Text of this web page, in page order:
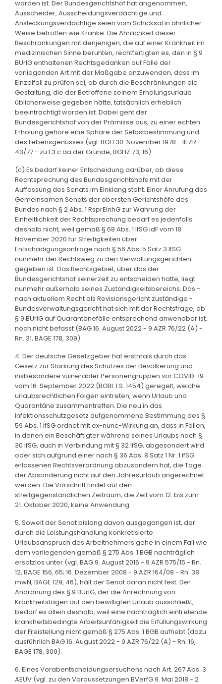
worden ist. Der Bundesgerichtshof hat angenommen,
Ausscheider, Ausscheidungsverdächtige und
Ansteckungsverdächtige seien vom Schicksal in ähnlicher
Weise betroffen wie Kranke. Die Ähnlichkeit dieser
Beschränkungen mit denjenigen, die auf einer Krankheit im
medizinischen Sinne beruhten, rechtfertigten es, den in § 9
BUrlG enthaltenen Rechtsgedanken auf Fälle der
vorliegenden Art mit der Maßgabe anzuwenden, dass im
Einzelfall zu prüfen sei, ob durch die Beschränkungen die
Gestaltung, die der Betroffene seinem Erholungsurlaub
üblicherweise gegeben hätte, tatsächlich erheblich
beeinträchtigt worden ist. Dabei geht der
Bundesgerichtshof von der Prämisse aus, zu einer echten
Erholung gehöre eine Sphäre der Selbstbestimmung und
des Lebensgenusses (vgl. BGH 30. November 1978 - III ZR
43/77 - zu I 3 c aa der Gründe, BGHZ 73, 16).
(c) Es bedarf keiner Entscheidung darüber, ob diese
Rechtsprechung des Bundesgerichtshofs mit der
Auffassung des Senats im Einklang steht. Einer Anrufung des
Gemeinsamen Senats der obersten Gerichtshöfe des
Bundes nach § 2 Abs. 1 RsprEinhG zur Wahrung der
Einheitlichkeit der Rechtsprechung bedarf es jedenfalls
deshalb nicht, weil gemäß § 68 Abs. 1 IfSG idF vom 18.
November 2020 für Streitigkeiten über
Entschädigungsanträge nach § 56 Abs. 5 Satz 3 IfSG
nunmehr der Rechtsweg zu den Verwaltungsgerichten
gegeben ist. Das Rechtsgebiet, über das der
Bundesgerichtshof seinerzeit zu entscheiden hatte, liegt
nunmehr außerhalb seines Zuständigkeitsbereichs. Das -
nach aktuellem Recht als Revisionsgericht zuständige -
Bundesverwaltungsgericht hat sich mit der Rechtsfrage, ob
§ 9 BUrlG auf Quarantänefälle entsprechend anwendbar ist,
noch nicht befasst (BAG 16. August 2022 - 9 AZR 76/22 (A) -
Rn. 31, BAGE 178, 309).
4. Der deutsche Gesetzgeber hat erstmals durch das
Gesetz zur Stärkung des Schutzes der Bevölkerung und
insbesondere vulnerabler Personengruppen vor COVID-19
vom 16. September 2022 (BGBl. I S. 1454) geregelt, welche
urlaubsrechtlichen Folgen eintreten, wenn Urlaub und
Quarantäne zusammentreffen. Die neu in das
Infektionsschutzgesetz aufgenommene Bestimmung des §
59 Abs. 1 IfSG ordnet mit ex-nunc-Wirkung an, dass in Fällen,
in denen ein Beschäftigter während seines Urlaubs nach §
30 IfSG, auch in Verbindung mit § 32 IfSG, abgesondert wird
oder sich aufgrund einer nach § 36 Abs. 8 Satz 1 Nr. 1 IfSG
erlassenen Rechtsverordnung abzusondern hat, die Tage
der Absonderung nicht auf den Jahresurlaub angerechnet
werden. Die Vorschrift findet auf den
streitgegenständlichen Zeitraum, die Zeit vom 12. bis zum
21. Oktober 2020, keine Anwendung.
5. Soweit der Senat bislang davon ausgegangen ist, der
durch die Leistungshandlung konkretisierte
Urlaubsanspruch des Arbeitnehmers gehe in einem Fall wie
dem vorliegenden gemäß § 275 Abs. 1 BGB nachträglich
ersatzlos unter (vgl. BAG 9. August 2016 - 9 AZR 575/15 - Rn.
12, BAGE 156, 65; 16. Dezember 2008 - 9 AZR 164/08 - Rn. 38
mwN, BAGE 129, 46), hält der Senat daran nicht fest. Der
Anordnung des § 9 BUrlG, der die Anrechnung von
Krankheitstagen auf den bewilligten Urlaub ausschließt,
bedarf es allein deshalb, weil eine nachträglich eintretende
krankheitsbedingte Arbeitsunfähigkeit die Erfüllungswirkung
der Freistellung nicht gemäß § 275 Abs. 1 BGB aufhebt (dazu
ausführlich BAG 16. August 2022 - 9 AZR 76/22 (A) - Rn. 16,
BAGE 178, 309).
6. Eines Vorabentscheidungsersuchens nach Art. 267 Abs. 3
AEUV (vgl. zu den Voraussetzungen BVerfG 9. Mai 2018 - 2